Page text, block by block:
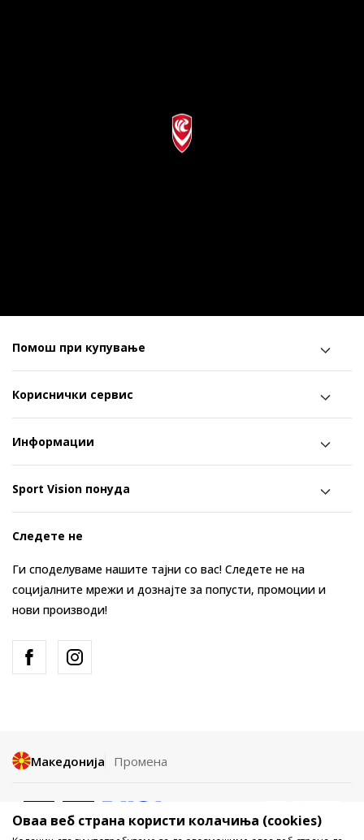
Помош при купување
Кориснички сервис
Информации
Sport Vision понуда
Следете не
Ги споделуваме нашите тајни со вас! Следете не на
социјалните мрежи и дознајте за попусти, промоции и
нови производи!
Македонија Промена
Оваа веб страна користи колачиња (cookies)